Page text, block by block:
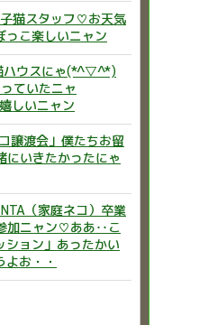
猫スタッフ♡お天気
っこ楽しいニャン
ウスにゃ(*^▽^*)
いたニャ
しいニャン
渡会」僕たちお留
いきたかったにゃ
（家庭ネコ）卒業
加ニャン♡ああ‥こ
ション」あったかい
お・・